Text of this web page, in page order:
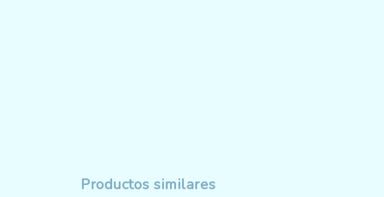
Productos similares